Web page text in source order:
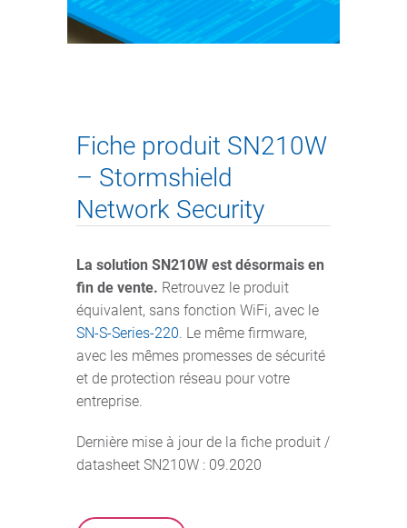
Fiche produit SN210W
– Stormshield
Network Security
La solution SN210W est désormais en
fin de vente. Retrouvez le produit
équivalent, sans fonction WiFi, avec le
SN-S-Series-220. Le même firmware,
avec les mêmes promesses de sécurité
et de protection réseau pour votre
entreprise.
Dernière mise à jour de la fiche produit /
datasheet SN210W : 09.2020